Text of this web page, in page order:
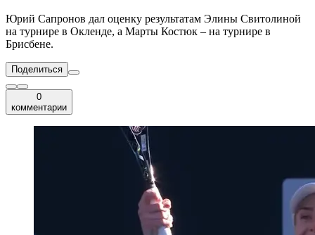
Юрий Сапронов дал оценку результатам Элины Свитолиной
на турнире в Окленде, а Марты Костюк – на турнире в
Брисбене.
Поделиться
0
комментарии